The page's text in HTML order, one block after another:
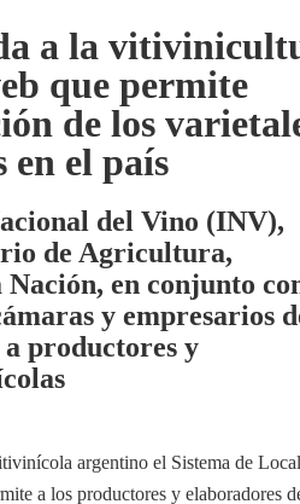
a la
que permite
de los
en el país
del Vino (INV),
de Agricultura,
en conjunto
y empresarios
productores y
argentino el Sistema de
a los productores y elaboradores